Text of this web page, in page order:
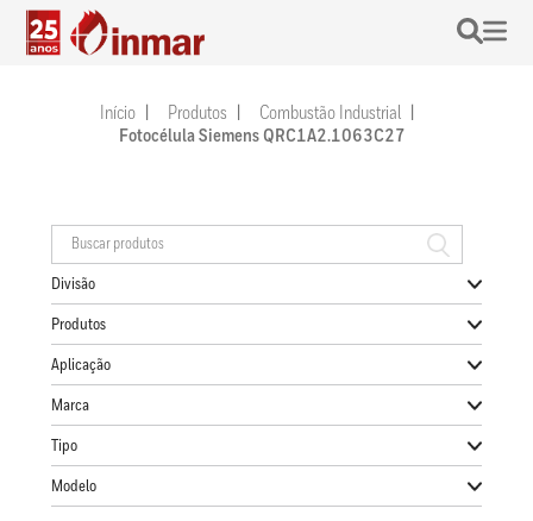
Início Produtos
Combustão Industrial
Fotocélula Siemens QRC1A2.1063C27
Divisão
Produtos
Aplicação
Marca
Tipo
Modelo